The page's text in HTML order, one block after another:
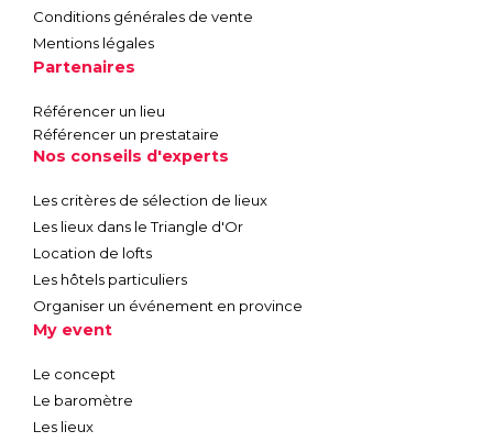
Conditions générales de vente
Mentions légales
Partenaires
Référencer un lieu
Référencer un prestataire
Nos conseils d'experts
Les critères de sélection de lieux
Les lieux dans le Triangle d'Or
Location de lofts
Les hôtels particuliers
Organiser un événement en province
My event
Le concept
Le baromètre
Les lieux